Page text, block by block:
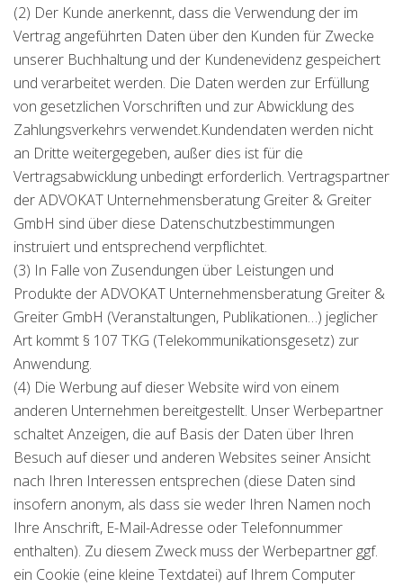
(2) Der Kunde anerkennt, dass die Verwendung der im
Vertrag angeführten Daten über den Kunden für Zwecke
unserer Buchhaltung und der Kundenevidenz gespeichert
und verarbeitet werden. Die Daten werden zur Erfüllung
von gesetzlichen Vorschriften und zur Abwicklung des
Zahlungsverkehrs verwendet.Kundendaten werden nicht
an Dritte weitergegeben, außer dies ist für die
Vertragsabwicklung unbedingt erforderlich. Vertragspartner
der ADVOKAT Unternehmensberatung Greiter & Greiter
GmbH sind über diese Datenschutzbestimmungen
instruiert und entsprechend verpflichtet.
(3) In Falle von Zusendungen über Leistungen und
Produkte der ADVOKAT Unternehmensberatung Greiter &
Greiter GmbH (Veranstaltungen, Publikationen…) jeglicher
Art kommt § 107 TKG (Telekommunikationsgesetz) zur
Anwendung.
(4) Die Werbung auf dieser Website wird von einem
anderen Unternehmen bereitgestellt. Unser Werbepartner
schaltet Anzeigen, die auf Basis der Daten über Ihren
Besuch auf dieser und anderen Websites seiner Ansicht
nach Ihren Interessen entsprechen (diese Daten sind
insofern anonym, als dass sie weder Ihren Namen noch
Ihre Anschrift, E-Mail-Adresse oder Telefonnummer
enthalten). Zu diesem Zweck muss der Werbepartner ggf.
ein Cookie (eine kleine Textdatei) auf Ihrem Computer